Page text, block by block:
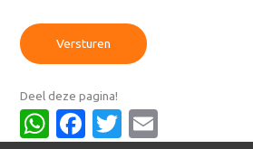
Versturen
Deel deze pagina!
WhatsApp
Facebook
Twitter